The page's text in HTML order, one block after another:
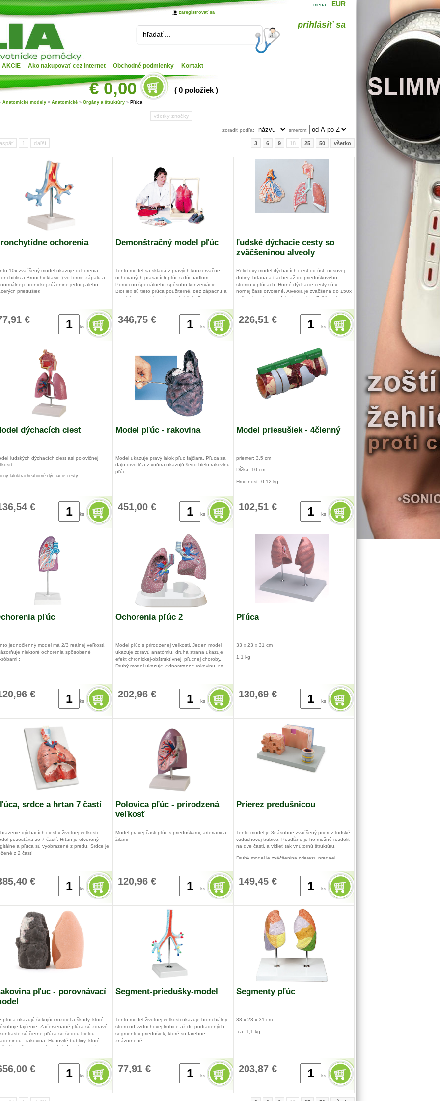
zaregistrovať sa
mena: EUR
prihlásiť sa
AKCIE Ako nakupovať cez internet Obchodné podmienky Kontakt
€ 0,00 ( 0 položiek )
hľadať ...
Anatomické modely » Anatomické » Orgány a štruktúry » Pľúca
všetky značky
zoradiť podľa: smerom:
1 ďaľší 3 6 9 18 25 50 všetko
ochorenia
10x zväčšený model ukazuje ochorenia
a Bronchiektasie ) vo forme zápalu a
chronickej zúženine jednej alebo
priedušiek
€
ks
Demonštračný model pľúc
Tento model sa skladá z pravých konzervačne
uchovaných prasacích pľúc s dúchadlom.
Pomocou špeciálneho spôsobu konzervácie
BioFlex sú tieto pľúca použiteľné, bez zápachu a
napriek tomu sú jemné a pohyblivé. S pomocou
model ponúka jedinečnú možnosť vidieť pľuca
priamo pri nadýchnutí. Prasacie pľúca sú veľmi
podbné ľudským. K modelu patrí aj priečny prierez
346,75 €
ks
ľudské dýchacie cesty so
zväčšeninou alveoly
Reliefovy model dýchacích ciest od úst, nosovej
dutiny, hrtana a trachei až do prieduškového
stromu v pľúcach. Horné dýchacie cesty sú v
hornej časti otvorené. Alveola je zväčšená do 150x
veľkosti spolu s rozdelením tepien. Zväčsené
226,51 €
ks
dýchacích ciest
ľudských dýchacích ciest asi polovičnej
laloktracheahorné dýchacie cesty
€
ks
Model pľúc - rakovina
Model ukazuje pravý lalok pľuc fajčiara. Pľuca sa
daju otvoriť a z vnútra ukazujú šedo bielu rakovinu
pľúc.
451,00 €
ks
Model priesušiek - 4členný
priemer: 3,5 cm
Dĺžka: 10 cm
Hmotnosť: 0,12 kg
102,51 €
ks
pľúc
jednočlenný model má 2/3 reálnej veľkosti.
niektoré ochorenia spôsobené
:
modelu je čierny, pre ukázanie dôsledkov
€
ks
Ochorenia pľúc 2
Model pľúc s prirodzenej veľkosti. Jeden model
ukazuje zdravú anatómiu, druhá strana ukazuje
efekt chronickej-obštruktívnej pľucnej choroby.
Druhý model ukazuje jednostranne rakovinu, na
druhej strane astmu.
11 x 14 x 21 cm
202,96 €
ks
Pľúca
33 x 23 x 31 cm
1,1 kg
130,69 €
ks
srdce a hrtan 7 častí
dýchacích ciest v životnej veľkosti.
pozostáva zo 7 častí. Hrtan je otvorený
a pľuca sú vyobrazené z predu. Srdce je
z 2 častí
€
ks
Polovica pľúc - prirodzená
veľkosť
Model pravej časti pľúc s prieduškami, arteriami a
žilami
120,96 €
ks
Prierez predušnicou
Tento model je 3násobne zväčšený prierez ľudské
vzduchovej trubice. Pozdĺžne je ho možné rozdeliť
na dve časti, a vidieť tak vnútornú štruktúru.
Druhý model je zväčšenina prierezu prednej
Tretí model ukazuje typický riasnicový epitel a
33 x 23 x 13,5 cm
149,45 €
ks
pľuc - porovnávací
pľuca ukazujú šokojúci rozdiel a škody, ktoré
fajčenie. Začervenané plúca sú zdravé.
sú čierne pľúca so šedou bielou
- rakovina. Hubovité bubliny, ktoré
emfýzemom pľuc sú tiež vyobrazené.
13 x 22 x 10 cm
€
ks
Segment-priedušky-model
Tento model životnej veľkosti ukazuje bronchiálny
strom od vzduchovej trubice až do podradených
segmentov priedušiek, ktoré su farebne
znázornené.
77,91 €
ks
Segmenty pľúc
33 x 23 x 31 cm
ca. 1,1 kg
203,87 €
ks